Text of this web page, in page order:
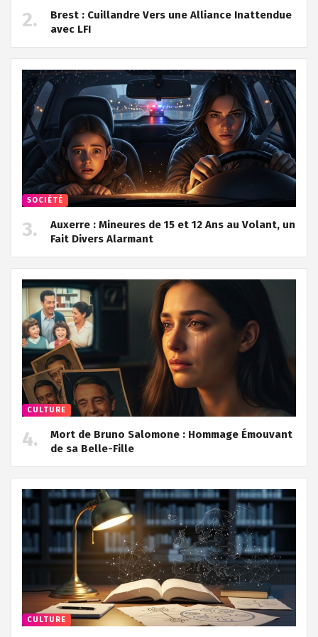
Brest : Cuillandre Vers une Alliance Inattendue
avec LFI
SOCIÉTÉ
Auxerre : Mineures de 15 et 12 Ans au Volant, un
Fait Divers Alarmant
CULTURE
Mort de Bruno Salomone : Hommage Émouvant
de sa Belle-Fille
CULTURE